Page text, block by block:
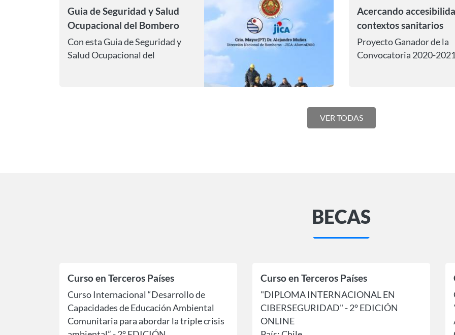
Guia de Seguridad y Salud
Ocupacional del Bombero
Con esta Guia de Seguridad y
Salud Ocupacional del
Acercando
contextos sanitarios
Proyecto Ganador de la
Convocatoria 2020-
VER TODAS
BECAS
Curso en Terceros Países
Curso Internacional “Desarrollo de
Capacidades de Educación Ambiental
Comunitaria para abordar la triple crisis
Curso en Terceros Países
"DIPLOMA INTERNACIONAL EN
CIBERSEGURIDAD" - 2° EDICIÓN
ONLINE